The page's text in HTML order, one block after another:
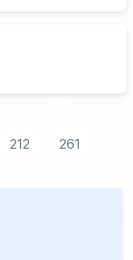
212 261